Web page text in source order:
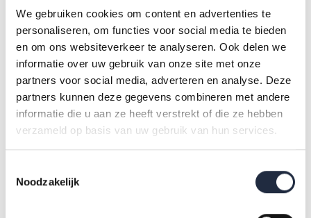
We gebruiken cookies om content en advertenties te
personaliseren, om functies voor social media te bieden
en om ons websiteverkeer te analyseren. Ook delen we
informatie over uw gebruik van onze site met onze
partners voor social media, adverteren en analyse. Deze
partners kunnen deze gegevens combineren met andere
informatie die u aan ze heeft verstrekt of die ze hebben
verzameld op basis van uw gebruik van hun services.
Noodzakelijk
infographic met aanvullende cijfers over jonge werknemers
in zorg en welzijn.